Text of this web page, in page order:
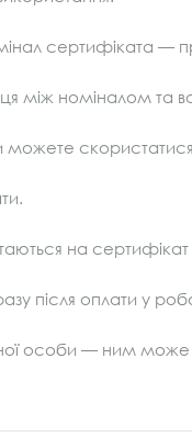
сертифіката —
номіналом та
можете
на сертифікат
після оплати у
особи — ним може